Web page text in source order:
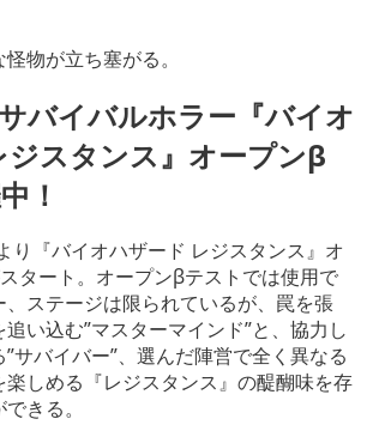
物が立ち塞がる。
バイバルホラー『バイオ
ジスタンス』オープンβ
！
り『バイオハザード レジスタンス』オ
タート。オープンβテストでは使用で
、ステージは限られているが、罠を張
い込む”マスターマインド”と、協力し
サバイバー”、選んだ陣営で全く異なる
楽しめる『レジスタンス』の醍醐味を存
きる。